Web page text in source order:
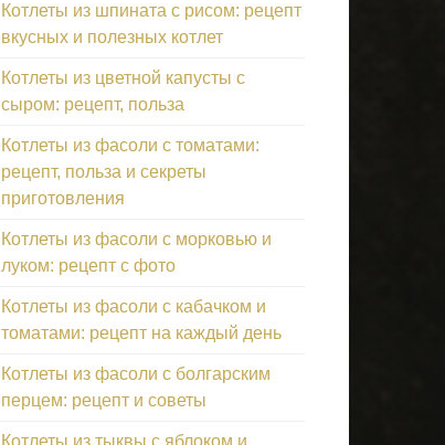
Котлеты из шпината с рисом: рецепт
вкусных и полезных котлет
Котлеты из цветной капусты с
сыром: рецепт, польза
Котлеты из фасоли с томатами:
рецепт, польза и секреты
приготовления
Котлеты из фасоли с морковью и
луком: рецепт с фото
Котлеты из фасоли с кабачком и
томатами: рецепт на каждый день
Котлеты из фасоли с болгарским
перцем: рецепт и советы
Котлеты из тыквы с яблоком и